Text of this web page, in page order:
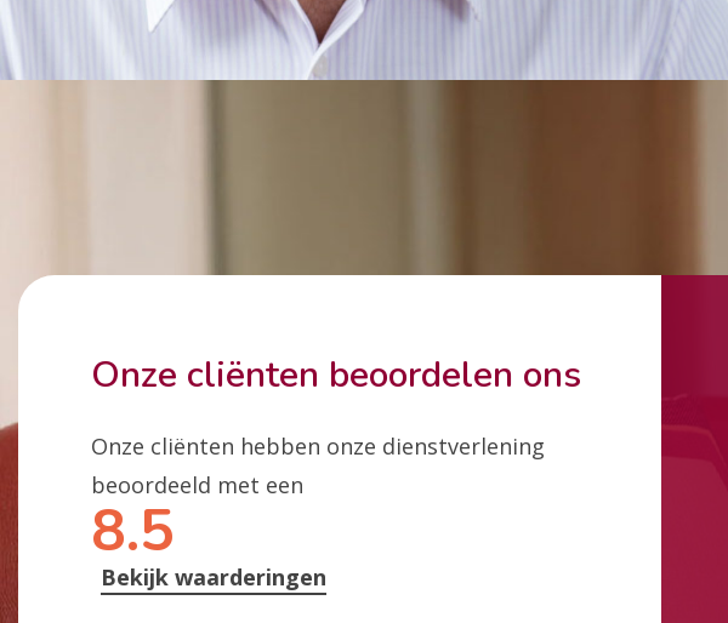
Onze cliënten beoordelen ons
Onze cliënten hebben onze dienstverlening
beoordeeld met een
8.5
Bekijk waarderingen